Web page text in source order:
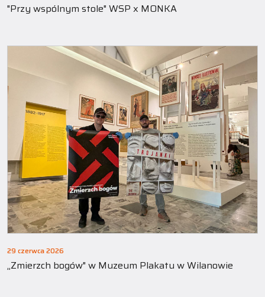
"Przy wspólnym stole" WSP x MONKA
29 czerwca 2026
„Zmierzch bogów" w Muzeum Plakatu w Wilanowie